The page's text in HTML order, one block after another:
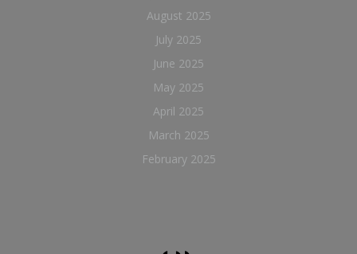
August 2025
July 2025
June 2025
May 2025
April 2025
March 2025
February 2025